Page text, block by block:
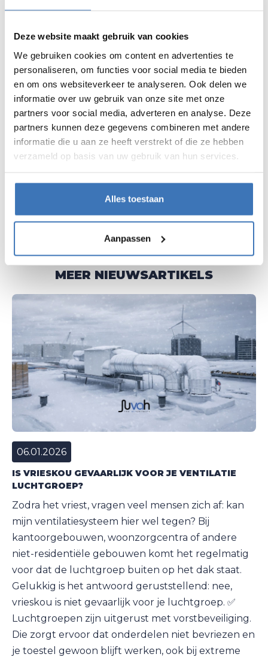
Deze website maakt gebruik van cookies
We gebruiken cookies om content en advertenties te
personaliseren, om functies voor social media te bieden
en om ons websiteverkeer te analyseren. Ook delen we
informatie over uw gebruik van onze site met onze
partners voor social media, adverteren en analyse. Deze
partners kunnen deze gegevens combineren met andere
informatie die u aan ze heeft verstrekt of die ze hebben
verzameld op basis van uw gebruik van hun services.
Alles toestaan
Aanpassen
hoge stand draaien. Zo voorkom je dat condens
zich ophoopt.
TWIJFEL JE?
Blijft de unit lekken ondanks alle checks?
Contacteer ons via:
https://www.juvah.com/onderhoud/storing.Ons
MEER NIEUWSARTIKELS
06.01.2026
IS VRIESKOU GEVAARLIJK VOOR JE VENTILATIE
LUCHTGROEP?
Zodra het vriest, vragen veel mensen zich af: kan
mijn ventilatiesysteem hier wel tegen? Bij
kantoorgebouwen, woonzorgcentra of andere
niet-residentiële gebouwen komt het regelmatig
voor dat de luchtgroep buiten op het dak staat.
Gelukkig is het antwoord geruststellend: nee,
vrieskou is niet gevaarlijk voor je luchtgroep. ✅
Luchtgroepen zijn uitgerust met vorstbeveiliging.
Die zorgt ervoor dat onderdelen niet bevriezen en
je toestel gewoon blijft werken, ook bij extreme